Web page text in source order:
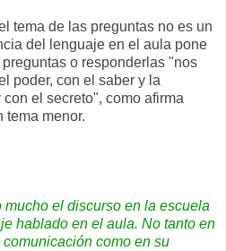
tema de las preguntas no es un
del lenguaje en el aula pone
o responderlas "nos
poder, con el saber y la
el secreto", como afirma
tema menor.
el discurso en la escuela
hablado en el aula. No tanto en
como en su